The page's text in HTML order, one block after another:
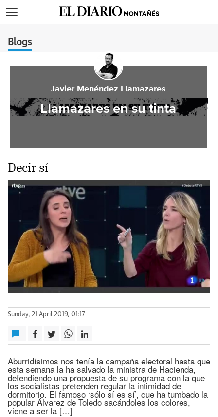
Blogs
Javier Menéndez Llamazares
Llamazares en su tinta
Decir sí
Sunday, 21 April 2019, 01:17
Aburridísimos nos tenía la campaña electoral hasta que
esta semana la ha salvado la ministra de Hacienda,
defendiendo una propuesta de su programa con la que
los socialistas pretenden regular la intimidad del
dormitorio. El famoso ‘sólo sí es sí’, que ha tumbado la
popular Álvarez de Toledo sacándoles los colores,
viene a ser la […]